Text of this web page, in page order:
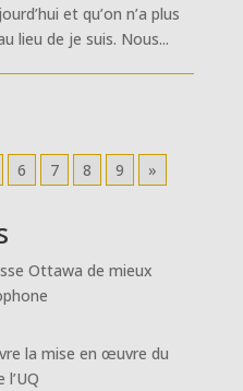
et qu’on n’a plus
lieu de je suis. Nous...
6 7 8 9 »
Ottawa de mieux
la mise en œuvre du